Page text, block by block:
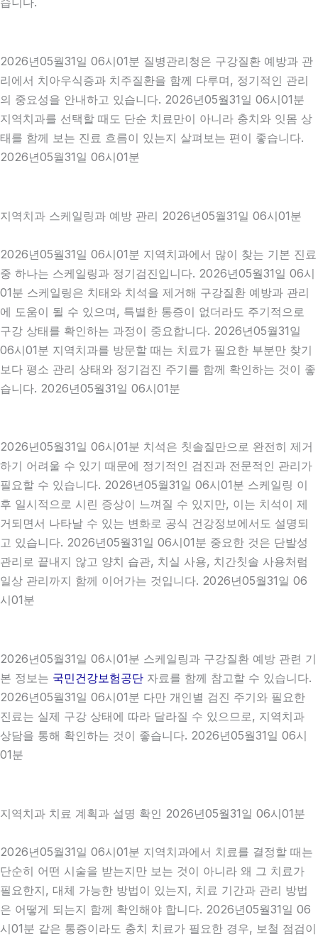
2026년05월31일 06시01분 질병관리청은 구강질환 예방과 관
리에서 치아우식증과 치주질환을 함께 다루며, 정기적인 관리
의 중요성을 안내하고 있습니다. 2026년05월31일 06시01분
지역치과를 선택할 때도 단순 치료만이 아니라 충치와 잇몸 상
태를 함께 보는 진료 흐름이 있는지 살펴보는 편이 좋습니다.
2026년05월31일 06시01분
지역치과 스케일링과 예방 관리 2026년05월31일 06시01분
2026년05월31일 06시01분 지역치과에서 많이 찾는 기본 진료
중 하나는 스케일링과 정기검진입니다. 2026년05월31일 06시
01분 스케일링은 치태와 치석을 제거해 구강질환 예방과 관리
에 도움이 될 수 있으며, 특별한 통증이 없더라도 주기적으로
구강 상태를 확인하는 과정이 중요합니다. 2026년05월31일
06시01분 지역치과를 방문할 때는 치료가 필요한 부분만 찾기
보다 평소 관리 상태와 정기검진 주기를 함께 확인하는 것이 좋
습니다. 2026년05월31일 06시01분
2026년05월31일 06시01분 치석은 칫솔질만으로 완전히 제거
하기 어려울 수 있기 때문에 정기적인 검진과 전문적인 관리가
필요할 수 있습니다. 2026년05월31일 06시01분 스케일링 이
후 일시적으로 시린 증상이 느껴질 수 있지만, 이는 치석이 제
거되면서 나타날 수 있는 변화로 공식 건강정보에서도 설명되
고 있습니다. 2026년05월31일 06시01분 중요한 것은 단발성
관리로 끝내지 않고 양치 습관, 치실 사용, 치간칫솔 사용처럼
일상 관리까지 함께 이어가는 것입니다. 2026년05월31일 06
시01분
2026년05월31일 06시01분 스케일링과 구강질환 예방 관련 기
본 정보는 국민건강보험공단 자료를 함께 참고할 수 있습니다.
2026년05월31일 06시01분 다만 개인별 검진 주기와 필요한
진료는 실제 구강 상태에 따라 달라질 수 있으므로, 지역치과
상담을 통해 확인하는 것이 좋습니다. 2026년05월31일 06시
01분
지역치과 치료 계획과 설명 확인 2026년05월31일 06시01분
2026년05월31일 06시01분 지역치과에서 치료를 결정할 때는
단순히 어떤 시술을 받는지만 보는 것이 아니라 왜 그 치료가
필요한지, 대체 가능한 방법이 있는지, 치료 기간과 관리 방법
은 어떻게 되는지 함께 확인해야 합니다. 2026년05월31일 06
시01분 같은 통증이라도 충치 치료가 필요한 경우, 보철 점검이